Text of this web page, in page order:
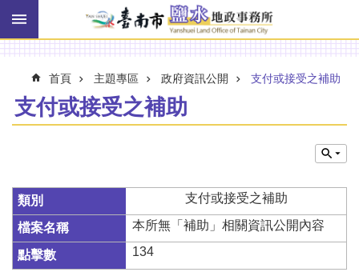
跳到主要內容區塊
搜
進
階
報
機
關
簡
首頁 主題專區 政府資訊公開 支付或接受之補助
支付或接受之補助
支付或接受之補助
本所無「補助」相關資訊公開內容
134